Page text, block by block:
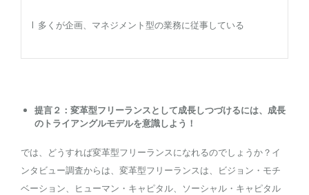
l 多くが企画、マネジメント型の業務に従事している
提言２： 変革型フリーランスとして成長しつづけるには、成長
のトライアングルモデルを意識しよう！
では、どうすれば変革型フリーランスになれるのでしょうか？イ
ンタビュー調査からは、変革型フリーランスは、ビジョン・モチ
ベーション、ヒューマン・キャピタル、ソーシャル・キャピタル